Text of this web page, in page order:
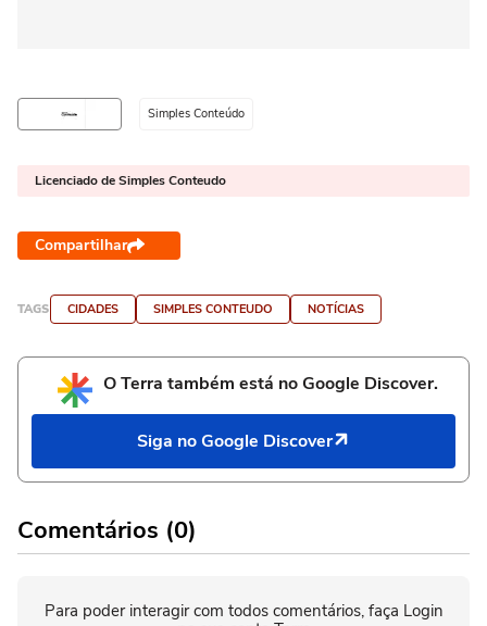
Simples Conteúdo
Licenciado de Simples Conteudo
Compartilhar
TAGS CIDADES SIMPLES CONTEUDO NOTÍCIAS
O Terra também está no Google Discover.
Siga no Google Discover
Comentários (0)
Para poder interagir com todos comentários, faça Login